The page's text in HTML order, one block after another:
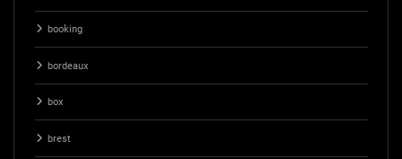
booking
bordeaux
box
brest